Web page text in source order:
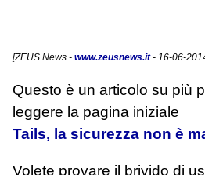
[ZEUS News - www.zeusnews.it- 16-06-
Questo è un articolo su più
leggere la pagina iniziale
Tails, la sicurezza non è
Volete provare il brivido di